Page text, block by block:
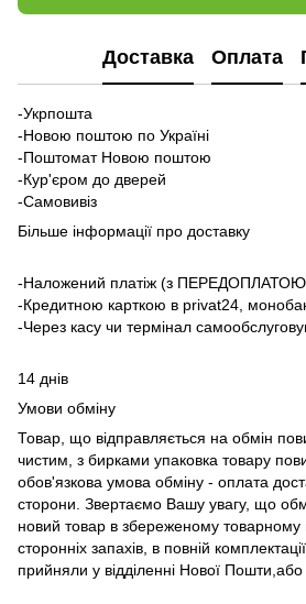
Доставка Оплата
-Укрпошта
-Новою поштою по Україні
-Поштомат Новою поштою
-Кур'єром до дверей
-Самовивіз
Більше інформації про доставку
-Наложений платіж (з ПЕРЕДОПЛАТОЮ
-Кредитною карткою в privat24,
-Через касу чи термінал
14 днів
Умови обміну
Товар, що відправляється на обмін
чистим, з бирками упаковка товару
обов'язкова умова обміну - оплата
сторони. Звертаємо Вашу увагу, що
новий товар в збереженому товарному
сторонніх запахів, в повній
прийняли у відділенні Нової